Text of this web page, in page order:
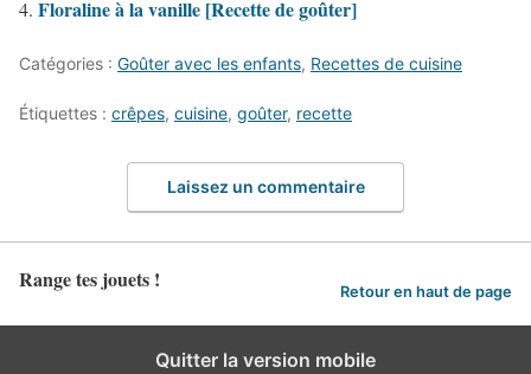
Floraline à la vanille [Recette de goûter]
Catégories : Goûter avec les enfants, Recettes de cuisine
Étiquettes : crêpes, cuisine, goûter, recette
Laissez un commentaire
Range tes jouets ! Retour en haut de page
Quitter la version mobile